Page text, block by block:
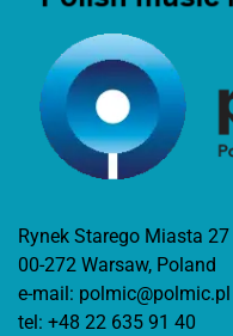
Rynek Starego Miasta 27
00-272 Warsaw, Poland
e-mail: polmic@polmic.pl
tel: +48 22 635 91 40